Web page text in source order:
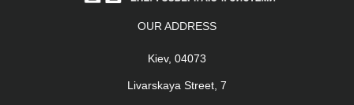
OUR ADDRESS
Kiev, 04073
Livarskaya Street, 7